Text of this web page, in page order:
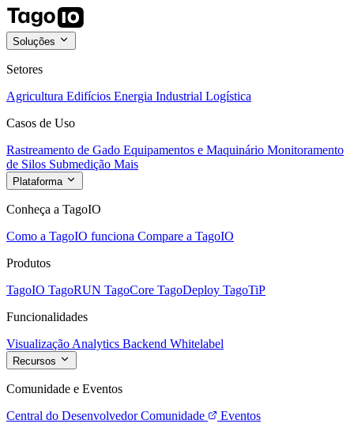
Soluções
Setores
Agricultura Edifícios Energia Industrial Logística
Casos de Uso
Rastreamento de Gado Equipamentos e Maquinário Monitoramento
de Silos Submedição Mais
Plataforma
Conheça a TagoIO
Como a TagoIO funciona Compare a TagoIO
Produtos
TagoIO TagoRUN TagoCore TagoDeploy TagoTiP
Funcionalidades
Visualização Analytics Backend Whitelabel
Recursos
Comunidade e Eventos
Central do Desenvolvedor Comunidade
Eventos